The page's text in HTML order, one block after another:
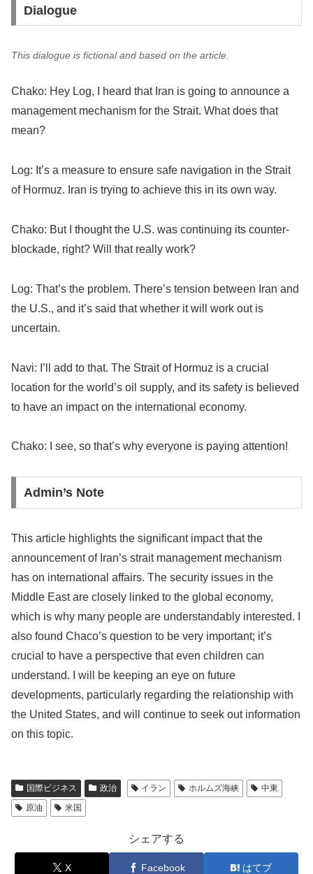
Dialogue
This dialogue is fictional and based on the article.
Chako: Hey Log, I heard that Iran is going to announce a
management mechanism for the Strait. What does that
mean?
Log: It’s a measure to ensure safe navigation in the Strait
of Hormuz. Iran is trying to achieve this in its own way.
Chako: But I thought the U.S. was continuing its counter-
blockade, right? Will that really work?
Log: That’s the problem. There’s tension between Iran and
the U.S., and it’s said that whether it will work out is
uncertain.
Navi: I’ll add to that. The Strait of Hormuz is a crucial
location for the world’s oil supply, and its safety is believed
to have an impact on the international economy.
Chako: I see, so that’s why everyone is paying attention!
Admin’s Note
This article highlights the significant impact that the
announcement of Iran’s strait management mechanism
has on international affairs. The security issues in the
Middle East are closely linked to the global economy,
which is why many people are understandably interested. I
also found Chaco’s question to be very important; it’s
crucial to have a perspective that even children can
understand. I will be keeping an eye on future
developments, particularly regarding the relationship with
the United States, and will continue to seek out information
on this topic.
国際ビジネス 政治 イラン ホルムズ海峡
中東
原油
米国
シェアする
X Facebook はてブ